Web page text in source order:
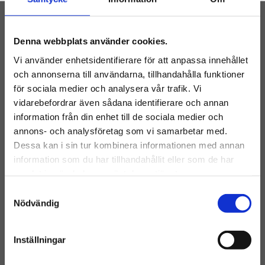
Denna webbplats använder cookies.
Vi använder enhetsidentifierare för att anpassa innehållet
och annonserna till användarna, tillhandahålla funktioner
för sociala medier och analysera vår trafik. Vi
vidarebefordrar även sådana identifierare och annan
information från din enhet till de sociala medier och
annons- och analysföretag som vi samarbetar med.
Dessa kan i sin tur kombinera informationen med annan
information som du har tillhandahållit eller som de har
Nödvändig
Inställningar
HUR MAN GÅR
TILLVÄGA FÖR
ATT SKAPA
LINKEDIN ADS